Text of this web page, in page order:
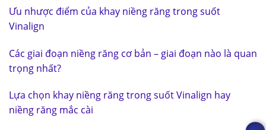
Ưu nhược điểm của khay niềng răng trong suốt
Vinalign
Các giai đoạn niềng răng cơ bản – giai đoạn nào là quan
trọng nhất?
Lựa chọn khay niềng răng trong suốt Vinalign hay
niềng răng mắc cài